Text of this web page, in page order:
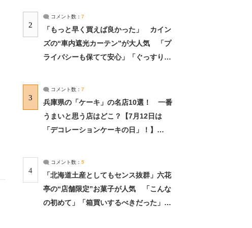
2
コメント数： 7
「もっと早く買えば良かった」 カイン
ズの“車内遮光カーテン”が大人気 「プ
ライバシーも保てて安心」「ぐっすり眠
3
コメント数： 7
兵庫県の「ケーキ」の名店10選！ 一番
うまいと思う店はどこ？【7月12日は
「デコレーションケーキの日」！】
4
コメント数： 5
「北海道土産としてもセンス抜群」六花
亭の“店舗限定”お菓子が人気 「こんな
の初めて」「箱買いするべきだった」